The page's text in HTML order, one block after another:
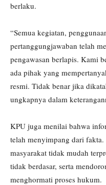
berlaku.
“Semua kegiatan,
pertanggungjawaban telah
pengawasan berlapis. Kami
ada pihak yang
resmi. Tidak benar jika
ungkapnya dalam
KPU juga menilai bahwa
telah menyimpang dari
masyarakat tidak mudah
tidak berdasar, serta
menghormati proses hukum.